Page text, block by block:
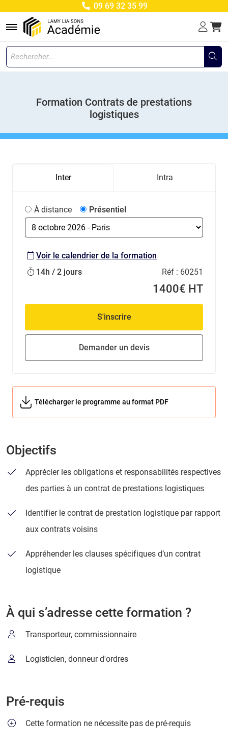
09 69 32 35 99
Menu
Formation Contrats de prestations
logistiques
Inter Intra
À distance Présentiel
Voir le calendrier de la formation
14h / 2 jours
Réf : 60251
1400€ HT
S'inscrire
Demander un devis
Télécharger le programme au format PDF
Objectifs
Apprécier les obligations et responsabilités respectives
des parties à un contrat de prestations logistiques
Identifier le contrat de prestation logistique par rapport
aux contrats voisins
Appréhender les clauses spécifiques d’un contrat
logistique
À qui s’adresse cette formation ?
Transporteur, commissionnaire
Logisticien, donneur d'ordres
Pré-requis
Cette formation ne nécessite pas de pré-requis